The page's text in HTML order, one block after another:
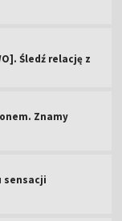
Śledź relację z
Znamy
sensacji